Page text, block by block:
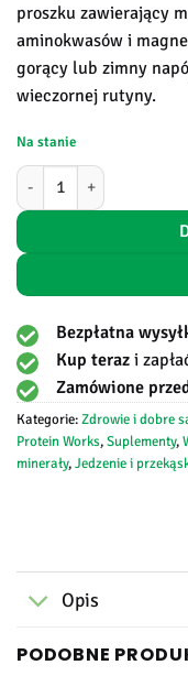
proszku zawierający
aminokwasów i
gorący lub zimny
wieczornej rutyny.
Na stanie
ilość Sleep Deep - Protein
Bezpłatna
Kup terazi
Zamówione
Kategorie:Zdrowie i dobre
Protein Works,Suplementy,
minerały,Jedzenie i
Opis
PODOBNE